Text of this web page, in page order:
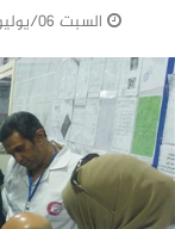
السبت 06/يوليو/2024 - 08:17 م